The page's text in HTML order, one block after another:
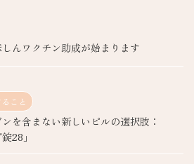
んワクチン助成が始まります
こと
を含まない新しいピルの選択肢：
28」